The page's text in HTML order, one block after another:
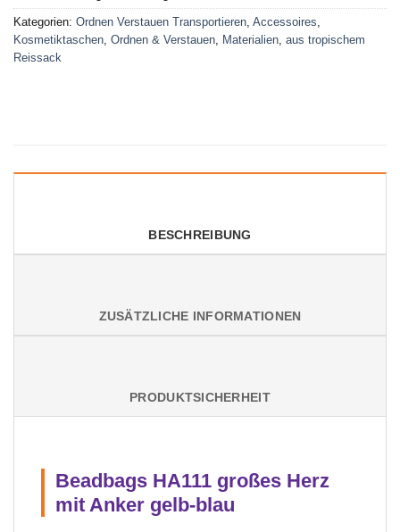
Kategorien: Ordnen Verstauen Transportieren Accessoires
Kosmetiktaschen Ordnen & Verstauen Materialien aus tropischem
Reissack
BESCHREIBUNG
ZUSÄTZLICHE INFORMATIONEN
PRODUKTSICHERHEIT
Beadbags HA111 großes Herz
mit Anker gelb-blau